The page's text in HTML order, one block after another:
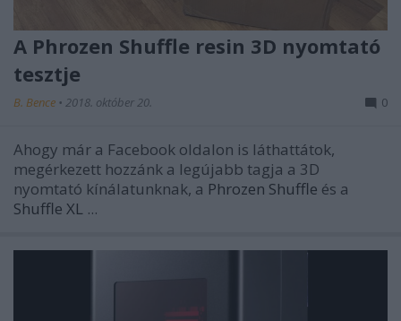
A Phrozen Shuffle resin 3D nyomtató
tesztje
B. Bence • 2018. október 20. 0
Ahogy már a Facebook oldalon is láthattátok,
megérkezett hozzánk a legújabb tagja a 3D
nyomtató kínálatunknak, a Phrozen Shuffle és a
Shuffle XL ...